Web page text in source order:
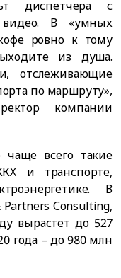
диспетчера с
В «умных
ровно к тому
из душа.
отслеживающие
по маршруту»,
компании
всего такие
и транспорте,
В
Partners Сonsulting,
вырастет до 527
года – до 980 млн